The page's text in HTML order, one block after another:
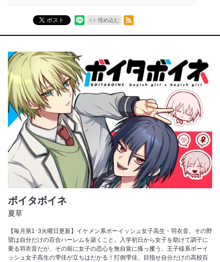
ポスト 埋め込む
RSSフィード
ボイタボイネ
夏草
【毎月第1･3火曜日更新】イケメン系ボーイッシュ女子高生・羽衣音。その野
望は自分だけの百合ハーレムを築くこと。入学初日から女子を助けて調子に
乗る羽衣音だが、その前に女子の恋心を無自覚に搔っ攫う、王子様系ボーイ
ッシュ女子高生の雫佳が立ちはだかる！打倒雫佳、目指せ自分だけの高校百